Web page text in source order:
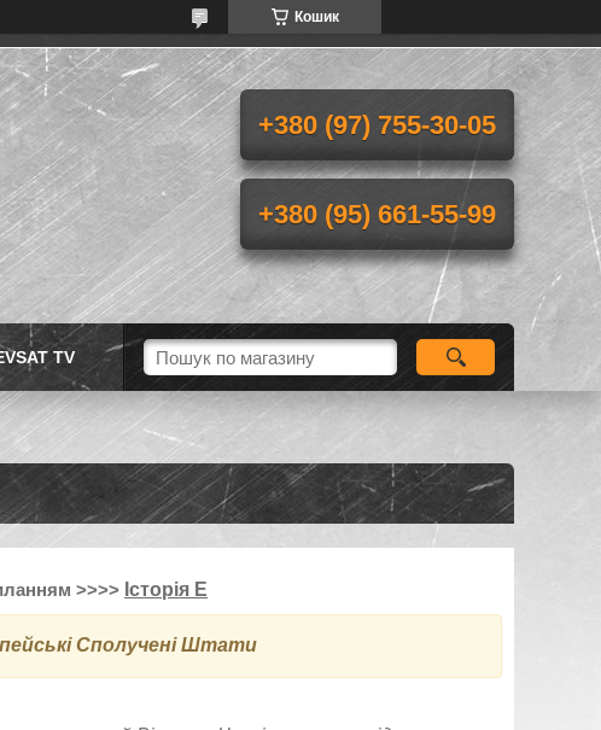
Кошик
+380 (97) 755-30-05
+380 (95) 661-55-99
TV
>>>> Історія Е
Сполучені Штати